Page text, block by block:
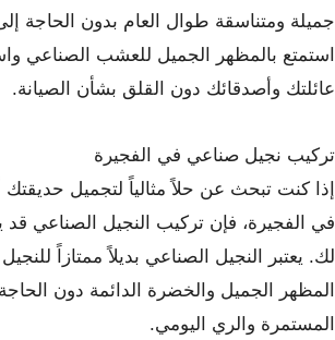
جميلة ومتناسقة طوال العام بدون الحاجة
استمتع بالمظهر الجميل للعشب الصناعي
عائلتك وأصدقائك دون القلق بشأن الصيانة.
تركيب نجيل صناعي في الفجيرة
إذا كنت تبحث عن حلاً مثالياً لتجميل
في الفجيرة، فإن تركيب النجيل الصناعي قد
لك. يعتبر النجيل الصناعي بديلاً ممتازاً
المظهر الجميل والخضرة الدائمة دون الحاجة
المستمرة والري اليومي.